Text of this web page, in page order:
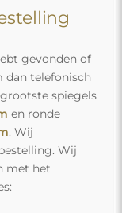
transport – wij
veilig bij u
over
daarom
perfecte staat
als u een
u rekenen op